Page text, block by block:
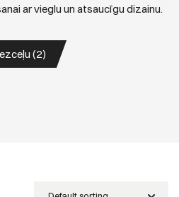
ar vieglu un atsaucīgu dizainu.
(2)